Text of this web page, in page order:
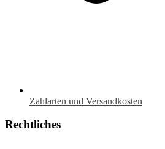
Zahlarten und Versandkosten
Rechtliches